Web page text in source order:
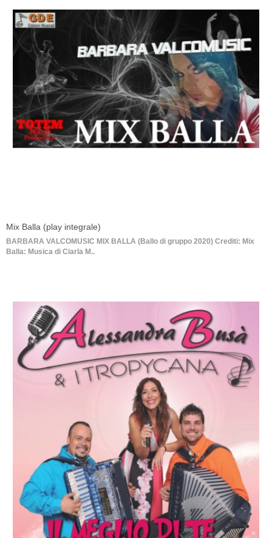
Mix Balla (play integrale)
BARBARA VALCOMUSIC MIX BALLA (Ballo di gruppo 2020) Crediti: Mix
Balla: Musica di Ciarla M..